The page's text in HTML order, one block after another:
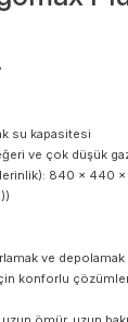
su kapasitesi
ve çok düşük
840 x 440
ve
konforlu